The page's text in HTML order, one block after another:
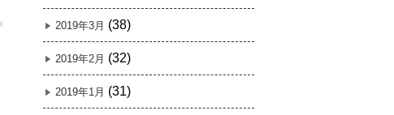
2019年3月 (38)
2019年2月 (32)
2019年1月 (31)